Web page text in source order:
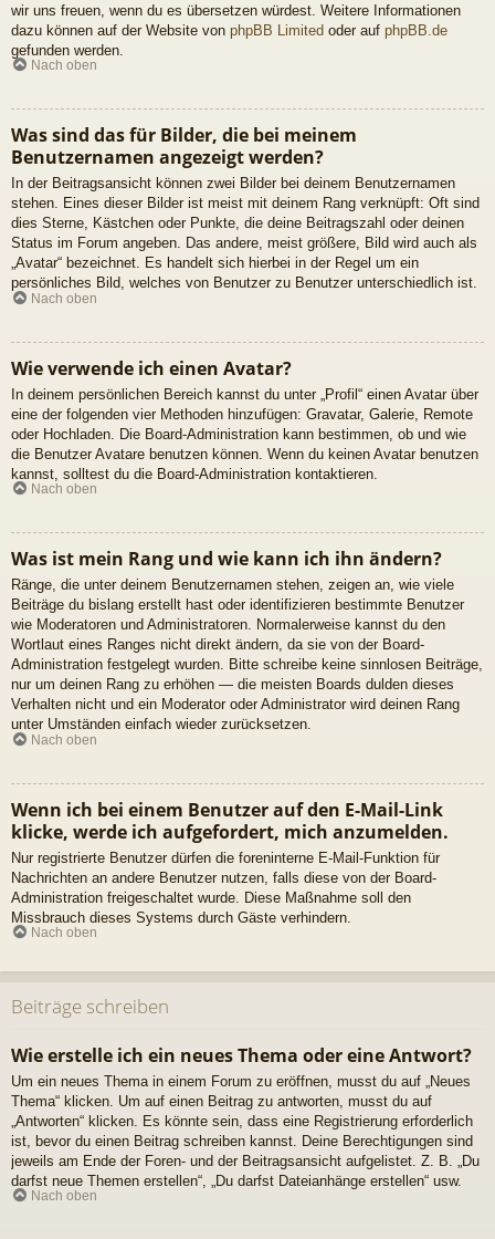
wir uns freuen, wenn du es übersetzen würdest. Weitere Informationen
dazu können auf der Website von phpBB Limited oder auf phpBB.de
gefunden werden.
Nach oben
Was sind das für Bilder, die bei meinem
Benutzernamen angezeigt werden?
In der Beitragsansicht können zwei Bilder bei deinem Benutzernamen
stehen. Eines dieser Bilder ist meist mit deinem Rang verknüpft: Oft sind
dies Sterne, Kästchen oder Punkte, die deine Beitragszahl oder deinen
Status im Forum angeben. Das andere, meist größere, Bild wird auch als
„Avatar“ bezeichnet. Es handelt sich hierbei in der Regel um ein
persönliches Bild, welches von Benutzer zu Benutzer unterschiedlich ist.
Nach oben
Wie verwende ich einen Avatar?
In deinem persönlichen Bereich kannst du unter „Profil“ einen Avatar über
eine der folgenden vier Methoden hinzufügen: Gravatar, Galerie, Remote
oder Hochladen. Die Board-Administration kann bestimmen, ob und wie
die Benutzer Avatare benutzen können. Wenn du keinen Avatar benutzen
kannst, solltest du die Board-Administration kontaktieren.
Nach oben
Was ist mein Rang und wie kann ich ihn ändern?
Ränge, die unter deinem Benutzernamen stehen, zeigen an, wie viele
Beiträge du bislang erstellt hast oder identifizieren bestimmte Benutzer
wie Moderatoren und Administratoren. Normalerweise kannst du den
Wortlaut eines Ranges nicht direkt ändern, da sie von der Board-
Administration festgelegt wurden. Bitte schreibe keine sinnlosen Beiträge,
nur um deinen Rang zu erhöhen — die meisten Boards dulden dieses
Verhalten nicht und ein Moderator oder Administrator wird deinen Rang
unter Umständen einfach wieder zurücksetzen.
Nach oben
Wenn ich bei einem Benutzer auf den E-Mail-Link
klicke, werde ich aufgefordert, mich anzumelden.
Nur registrierte Benutzer dürfen die foreninterne E-Mail-Funktion für
Nachrichten an andere Benutzer nutzen, falls diese von der Board-
Administration freigeschaltet wurde. Diese Maßnahme soll den
Missbrauch dieses Systems durch Gäste verhindern.
Nach oben
Beiträge schreiben
Wie erstelle ich ein neues Thema oder eine Antwort?
Um ein neues Thema in einem Forum zu eröffnen, musst du auf „Neues
Thema“ klicken. Um auf einen Beitrag zu antworten, musst du auf
„Antworten“ klicken. Es könnte sein, dass eine Registrierung erforderlich
ist, bevor du einen Beitrag schreiben kannst. Deine Berechtigungen sind
jeweils am Ende der Foren- und der Beitragsansicht aufgelistet. Z. B. „Du
darfst neue Themen erstellen“, „Du darfst Dateianhänge erstellen“ usw.
Nach oben